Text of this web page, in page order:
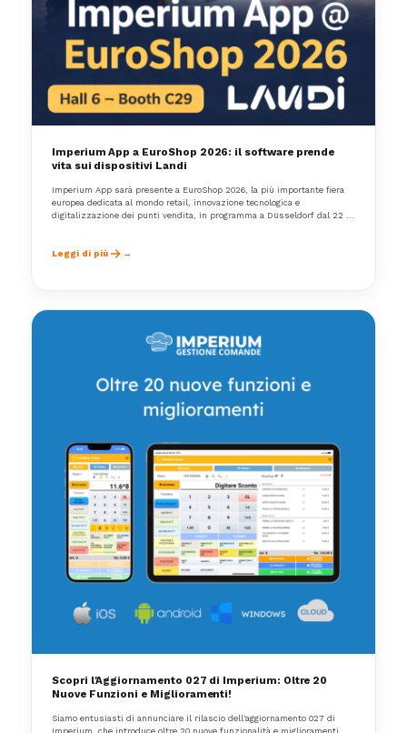
Imperium App a EuroShop 2026: il software prende
vita sui dispositivi Landi
Imperium App sarà presente a EuroShop 2026, la più importante fiera
europea dedicata al mondo retail, innovazione tecnologica e
digitalizzazione dei punti vendita, in programma a Düsseldorf dal 22 al
Leggi di più
Scopri l'Aggiornamento 027 di Imperium: Oltre 20
Nuove Funzioni e Miglioramenti!
Siamo entusiasti di annunciare il rilascio dell'aggiornamento 027 di
Imperium, che introduce oltre 20 nuove funzionalità e miglioramenti